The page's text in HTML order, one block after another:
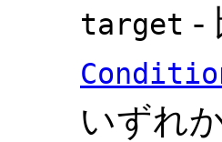
target -
いずれか